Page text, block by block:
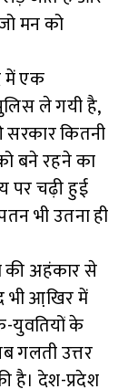
मन को
में एक
ले गयी है,
कितनी
बने रहने का
पर चढ़ी हुई
भी उतना ही
की अहंकार से
भी आखि़र में
युवतियों के
गलती उत्तर
है। देश-प्रदेश